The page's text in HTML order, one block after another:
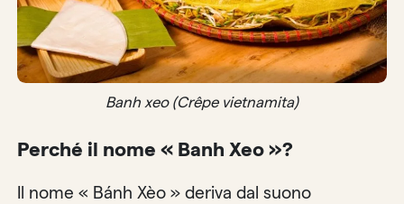
Banh xeo (Crêpe vietnamita)
Perché il nome « Banh Xeo »?
Il nome « Bánh Xèo » deriva dal suono